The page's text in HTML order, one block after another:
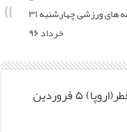
روزنامه های ورزشی چهارشنبه ۳۱
خرداد ۹۶
خلاصه بازی های مقدماتی جام جهانی قطر(اروپا) ۵ فروردین